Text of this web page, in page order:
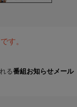
す。
る番組お知らせメール